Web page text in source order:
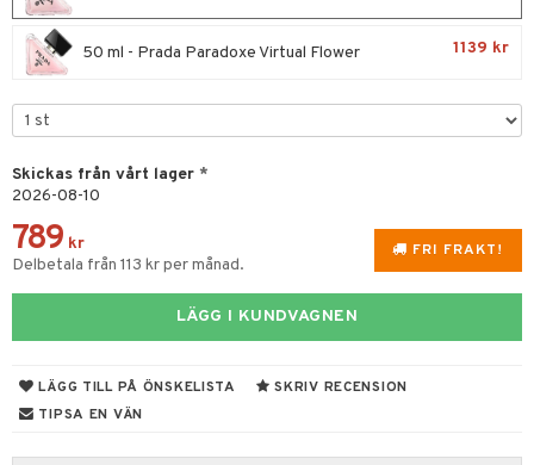
50 ml - Prada Paradoxe Virtual Flower 1139 kr
Skickas från vårt lager *
2026-08-10
FRI FRAKT!
789 kr
Delbetala från 113 kr per månad.
LÄGG I KUNDVAGNEN
LÄGG TILL PÅ ÖNSKELISTA
SKRIV RECENSION
TIPSA EN VÄN
& Gelé
produkter
utan sol
& tvål
shave balm
shave lotion
de cologne
de toilette
10
1: Rengöring
2: Exfoliering
och masker
och kroppsvård
och läppvård
Elixir
Happy
till män
svar